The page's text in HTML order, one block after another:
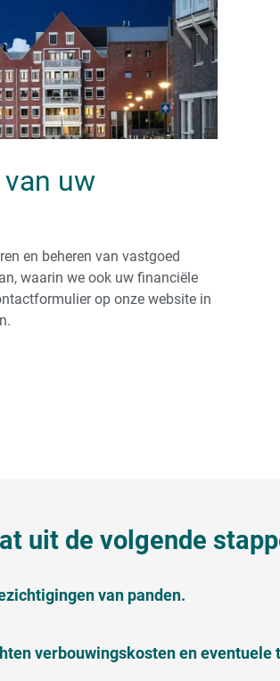
uw
en beheren van vastgoed
waarin we ook uw financiële
op onze website in
uit de volgende
van panden.
verbouwingskosten en